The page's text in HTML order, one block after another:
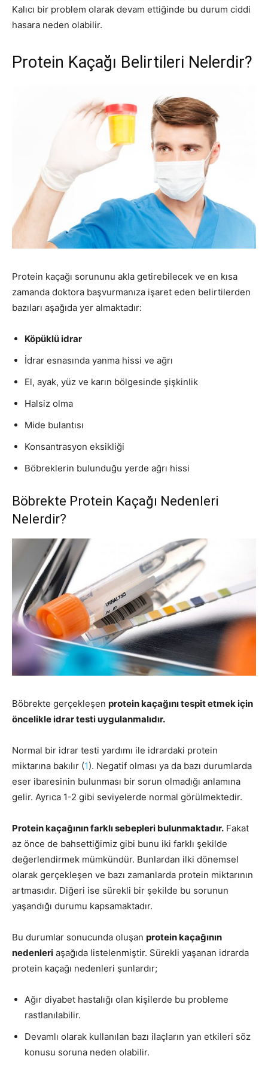
Kalıcı bir problem olarak devam ettiğinde bu durum ciddi
hasara neden olabilir.
Protein Kaçağı Belirtileri Nelerdir?
Protein kaçağı sorununu akla getirebilecek ve en kısa
zamanda doktora başvurmanıza işaret eden belirtilerden
bazıları aşağıda yer almaktadır:
Köpüklü idrar
İdrar esnasında yanma hissi ve ağrı
El, ayak, yüz ve karın bölgesinde şişkinlik
Halsiz olma
Mide bulantısı
Konsantrasyon eksikliği
Böbreklerin bulunduğu yerde ağrı hissi
Böbrekte Protein Kaçağı Nedenleri
Nelerdir?
Böbrekte gerçekleşen protein kaçağını tespit etmek için
öncelikle idrar testi uygulanmalıdır.
Normal bir idrar testi yardımı ile idrardaki protein
miktarına bakılır (1). Negatif olması ya da bazı durumlarda
eser ibaresinin bulunması bir sorun olmadığı anlamına
gelir. Ayrıca 1-2 gibi seviyelerde normal görülmektedir.
Protein kaçağının farklı sebepleri bulunmaktadır. Fakat
az önce de bahsettiğimiz gibi bunu iki farklı şekilde
değerlendirmek mümkündür. Bunlardan ilki dönemsel
olarak gerçekleşen ve bazı zamanlarda protein miktarının
artmasıdır. Diğeri ise sürekli bir şekilde bu sorunun
yaşandığı durumu kapsamaktadır.
Bu durumlar sonucunda oluşan protein kaçağının
nedenleri aşağıda listelenmiştir. Sürekli yaşanan idrarda
protein kaçağı nedenleri şunlardır;
Ağır diyabet hastalığı olan kişilerde bu probleme
rastlanılabilir.
Devamlı olarak kullanılan bazı ilaçların yan etkileri söz
konusu soruna neden olabilir.